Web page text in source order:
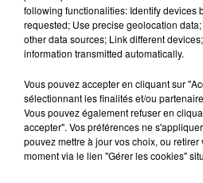
7 août 2026
PETIT-
VRAIMENT
MANGER LE
7 août 2026
WEEK-END
ROUTES : LE
following functionalities: Identify devices
requested; Use precise geolocation
other data sources; Link different
information transmitted automatically.
Vous pouvez accepter en cliquant sur
sélectionnant les finalités et/ou
Vous pouvez également refuser en
accepter". Vos préférences ne
pouvez mettre à jour vos choix, ou
moment via le lien "Gérer les cookies"